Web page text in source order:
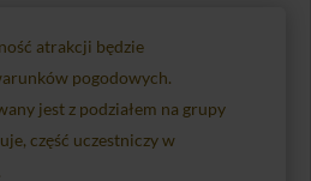
atrakcji będzie
pogodowych.
jest z podziałem na grupy
część uczestniczy w